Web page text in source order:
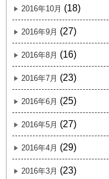
2016年10月 (18)
2016年9月 (27)
2016年8月 (16)
2016年7月 (23)
2016年6月 (25)
2016年5月 (27)
2016年4月 (29)
2016年3月 (23)